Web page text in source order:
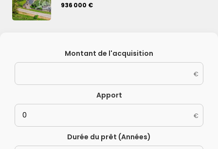
936 000 €
Montant de l'acquisition
€
Apport
€
Durée du prêt (Années)